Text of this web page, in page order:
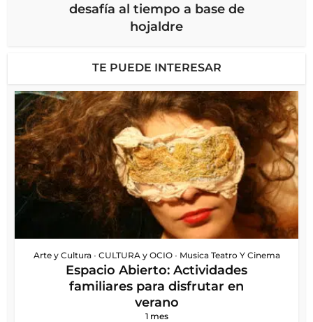
desafía al tiempo a base de
hojaldre
TE PUEDE INTERESAR
Arte y Cultura • CULTURA y OCIO • Musica Teatro Y Cinema
Espacio Abierto: Actividades
familiares para disfrutar en
verano
1 mes